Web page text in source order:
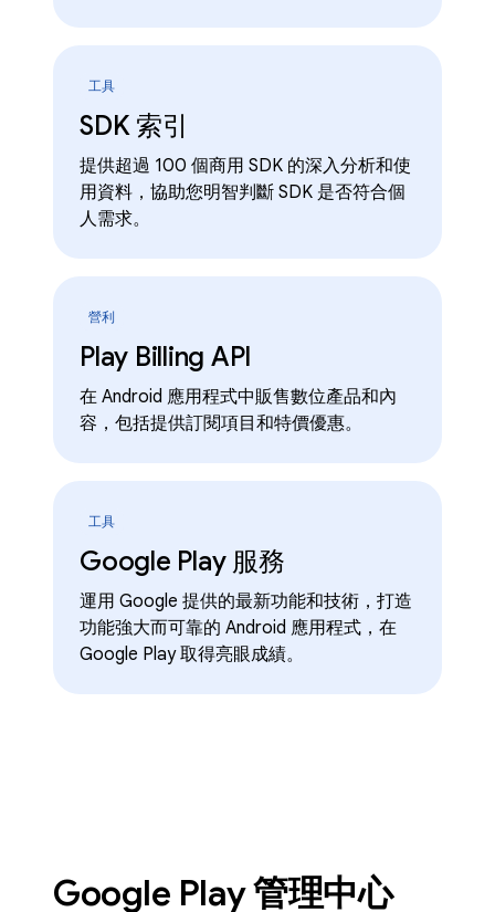
工具
SDK 索引
提供超過 100 個商用 SDK 的深入分析和使
用資料，協助您明智判斷 SDK 是否符合個
人需求。
營利
Play Billing API
在 Android 應用程式中販售數位產品和內
容，包括提供訂閱項目和特價優惠。
工具
Google Play 服務
運用 Google 提供的最新功能和技術，打造
功能強大而可靠的 Android 應用程式，在
Google Play 取得亮眼成績。
Google Play 管理中心